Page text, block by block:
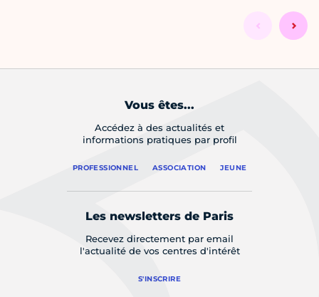
Vous êtes...
Accédez à des actualités et
informations pratiques par profil
PROFESSIONNEL ASSOCIATION JEUNE
Les newsletters de Paris
Recevez directement par email
l'actualité de vos centres d'intérêt
S'INSCRIRE